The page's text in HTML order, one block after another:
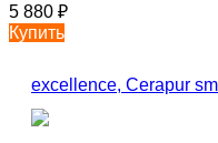
5 880 ₽
Купить